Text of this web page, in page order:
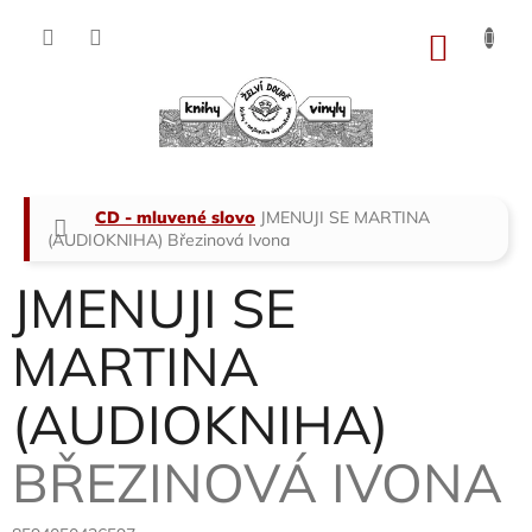
Domů
CD - mluvené slovo JMENUJI SE MARTINA
(AUDIOKNIHA) Březinová Ivona
JMENUJI SE
MARTINA
(AUDIOKNIHA)
BŘEZINOVÁ IVONA